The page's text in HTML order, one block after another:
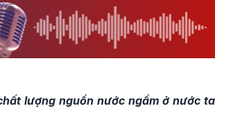
lượng nguồn nước ngầm ở nước ta